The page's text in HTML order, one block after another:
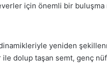
için önemli bir buluşma
yeniden
dolup taşan semt, genç